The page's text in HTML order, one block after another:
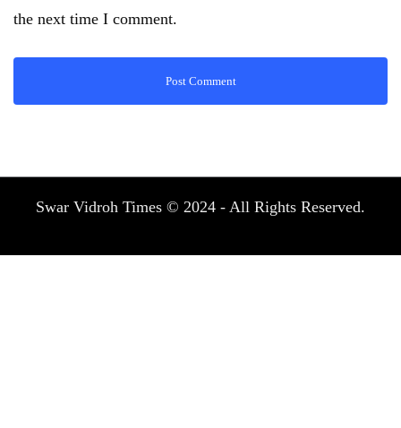
the next time I comment.
Swar Vidroh Times © 2024 - All Rights Reserved.